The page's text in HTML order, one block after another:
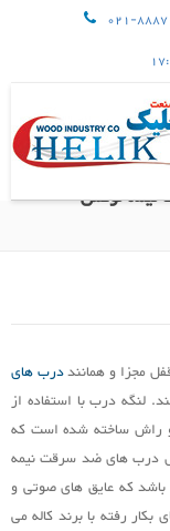
021-
لوکس
مجزا و هماننددرب های
لنگه درب با استفاده از
گردو و راش ساخته شده است که
درب های ضد سرقت نیمه
که عایق های صوتی و
رفته با برند کاله می